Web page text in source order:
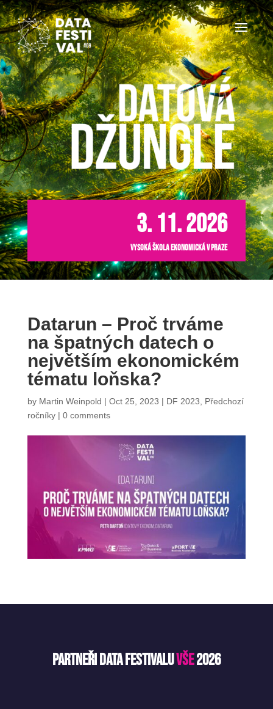
3. 11. 2026
Vysoká škola ekonomická v Praze
Datarun – Proč trváme
na špatných datech o
největším ekonomickém
tématu loňska?
by Martin Weinpold | Oct 25, 2023 | DF 2023, Předchozí
ročníky| 0 comments
Partneři Data FestivaluVŠE2026